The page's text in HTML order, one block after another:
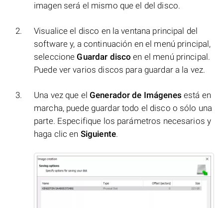
imagen será el mismo que el del disco.
Visualice el disco en la ventana principal del
software y, a continuación en el menú principal,
seleccioneGuardar disco en el menú principal.
Puede ver varios discos para guardar a la vez.
Una vez que el Generador de Imágenes está en
marcha, puede guardar todo el disco o sólo una
parte. Especifique los parámetros necesarios y
haga clic en Siguiente.